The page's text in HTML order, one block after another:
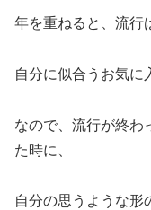
年を重ねると、流行
自分に似合うお気に
なので、流行が終わ
た時に、
自分の思うような形